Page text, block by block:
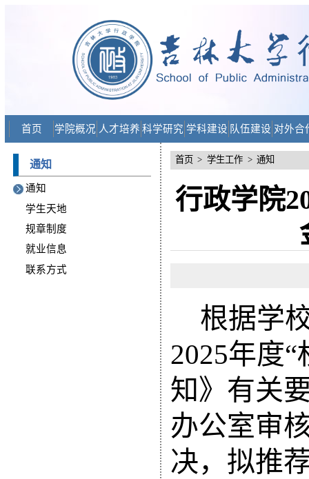
首页 学院概况 人才培养 科学研究 学科建设 队伍建设 对外合
通知
通知
学生天地
规章制度
就业信息
联系方式
首页 > 学生工作 > 通知
行政学院
根据学
2025年度
知》有关
办公室审
决，拟推